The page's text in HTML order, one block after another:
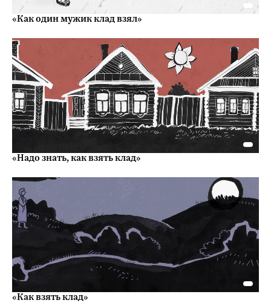
«Как один мужик клад взял»
«Надо знать, как взять клад»
«Как взять клад»‎